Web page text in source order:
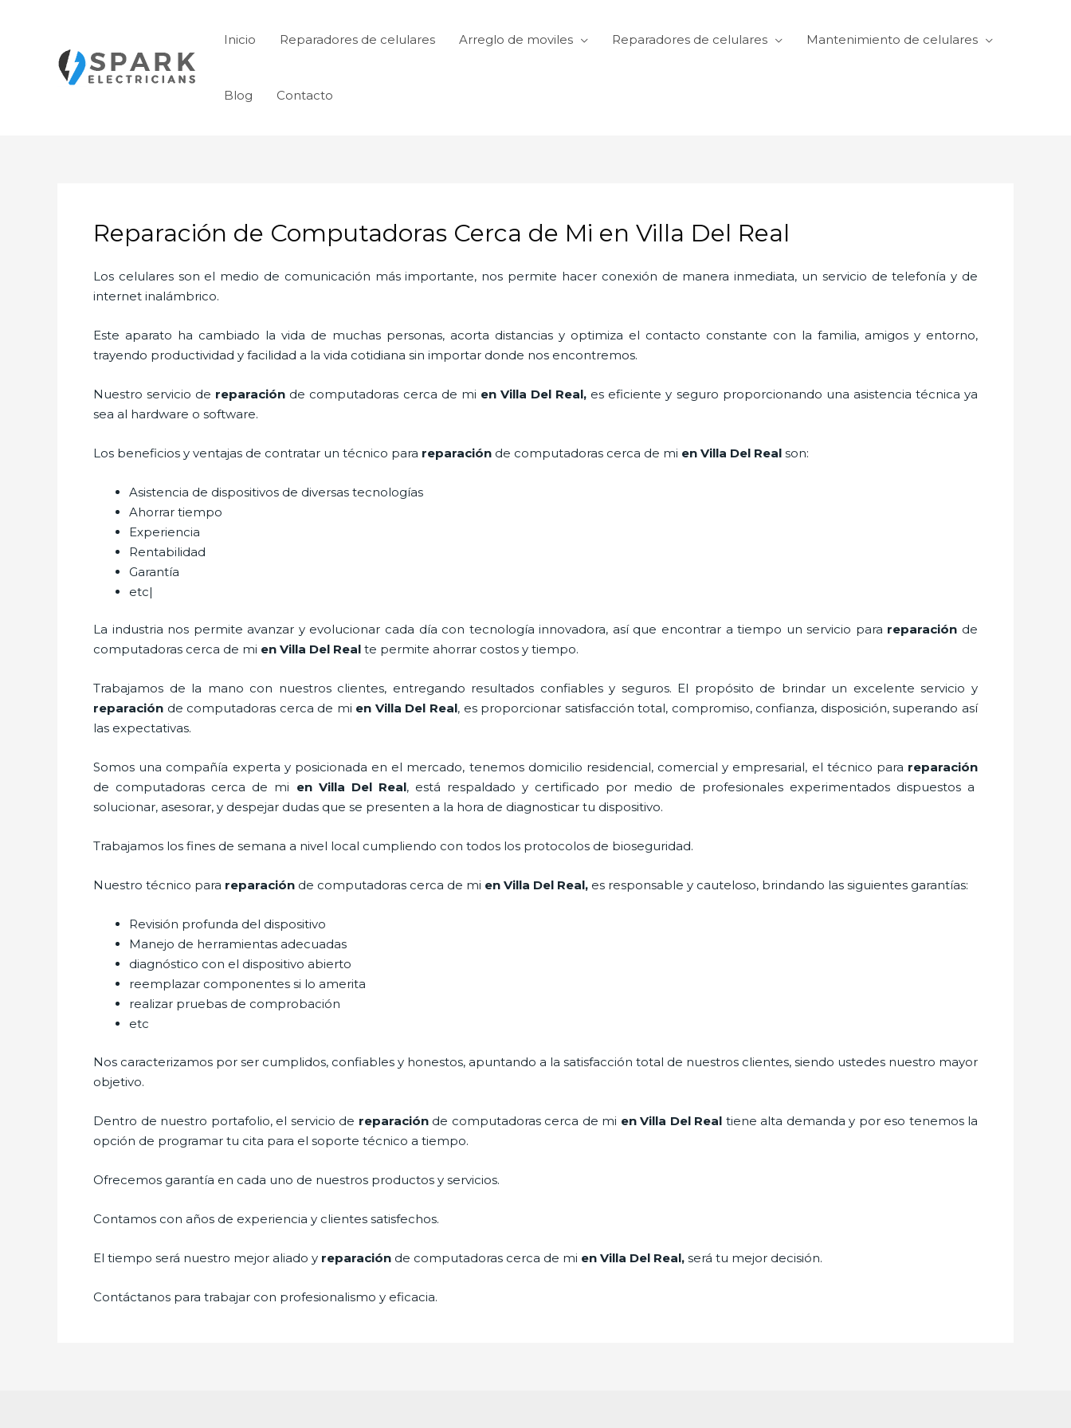
Inicio Reparadores de celulares Arreglo de moviles Reparadores de celulares Mantenimiento de celulares
Blog Contacto
Reparación de Computadoras Cerca de Mi en Villa Del Real
Los celulares son el medio de comunicación más importante, nos permite hacer conexión de manera inmediata, un servicio de telefonía y de
internet inalámbrico.
Este aparato ha cambiado la vida de muchas personas, acorta distancias y optimiza el contacto constante con la familia, amigos y entorno,
trayendo productividad y facilidad a la vida cotidiana sin importar donde nos encontremos.
Nuestro servicio de reparación de computadoras cerca de mi en Villa Del Real, es eficiente y seguro proporcionando una asistencia técnica ya
sea al hardware o software.
Los beneficios y ventajas de contratar un técnico para reparación de computadoras cerca de mi en Villa Del Real son:
Asistencia de dispositivos de diversas tecnologías
Ahorrar tiempo
Experiencia
Rentabilidad
Garantía
etc|
La industria nos permite avanzar y evolucionar cada día con tecnología innovadora, así que encontrar a tiempo un servicio para reparación de
computadoras cerca de mi en Villa Del Real te permite ahorrar costos y tiempo.
Trabajamos de la mano con nuestros clientes, entregando resultados confiables y seguros. El propósito de brindar un excelente servicio y
reparación de computadoras cerca de mi en Villa Del Real, es proporcionar satisfacción total, compromiso, confianza, disposición, superando así
las expectativas.
Somos una compañía experta y posicionada en el mercado, tenemos domicilio residencial, comercial y empresarial, el técnico para reparación
de computadoras cerca de mi en Villa Del Real, está respaldado y certificado por medio de profesionales experimentados dispuestos a
solucionar, asesorar, y despejar dudas que se presenten a la hora de diagnosticar tu dispositivo.
Trabajamos los fines de semana a nivel local cumpliendo con todos los protocolos de bioseguridad.
Nuestro técnico para reparación de computadoras cerca de mi en Villa Del Real, es responsable y cauteloso, brindando las siguientes garantías:
Revisión profunda del dispositivo
Manejo de herramientas adecuadas
diagnóstico con el dispositivo abierto
reemplazar componentes si lo amerita
realizar pruebas de comprobación
etc
Nos caracterizamos por ser cumplidos, confiables y honestos, apuntando a la satisfacción total de nuestros clientes, siendo ustedes nuestro mayor
objetivo.
Dentro de nuestro portafolio, el servicio de reparaciónde computadoras cerca de mi en Villa Del Real tiene alta demanda y por eso tenemos la
opción de programar tu cita para el soporte técnico a tiempo.
Ofrecemos garantía en cada uno de nuestros productos y servicios.
Contamos con años de experiencia y clientes satisfechos.
El tiempo será nuestro mejor aliado y reparación de computadoras cerca de mi en Villa Del Real, será tu mejor decisión.
Contáctanos para trabajar con profesionalismo y eficacia.